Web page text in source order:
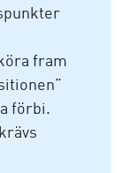
fram
förbi.